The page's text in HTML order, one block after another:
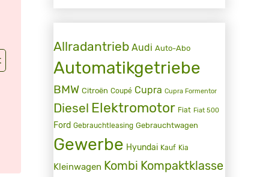
Allradantrieb Audi Auto-Abo
Automatikgetriebe
BMW Citroën Coupé Cupra Cupra Formentor
Diesel Elektromotor Fiat Fiat 500
Ford Gebrauchtleasing Gebrauchtwagen
Gewerbe Hyundai Kauf Kia
Kleinwagen Kombi Kompaktklasse